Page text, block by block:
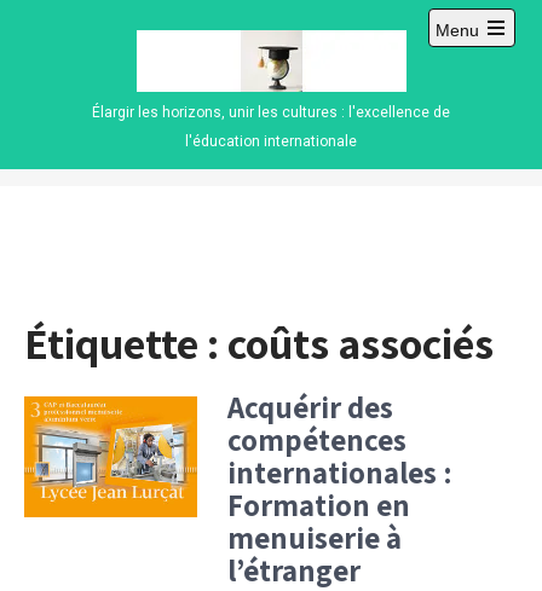
Élargir les horizons, unir les cultures : l'excellence de
l'éducation internationale
Menu
Open
Étiquette : coûts associés
Acquérir des
compétences
internationales :
Formation en
menuiserie à
l’étranger